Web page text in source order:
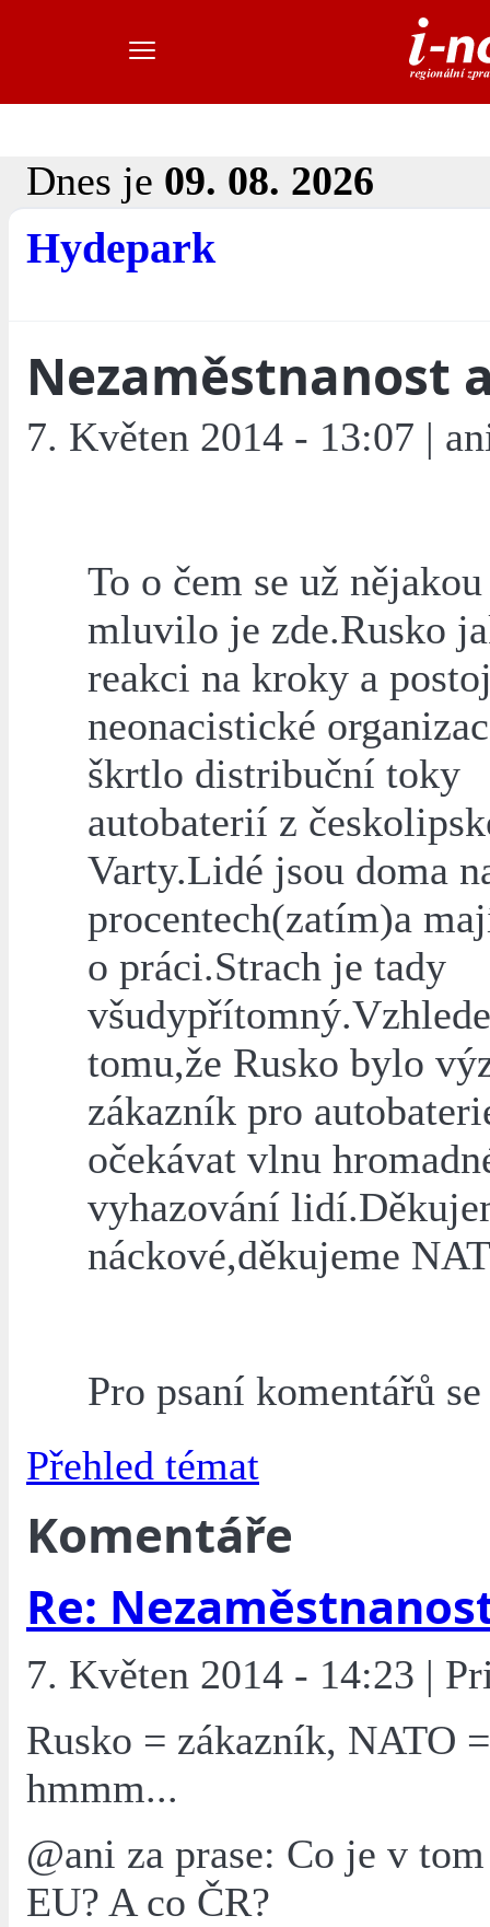
Dnes je 09. 08. 2026
Hydepark
Nezaměstnanost
7. Květen 2014 - 13:07 |
To o čem se už
mluvilo je zde.Rusko
reakci na kroky a
neonacistické
škrtlo distribuční toky
autobaterií z
Varty.Lidé jsou doma
procentech(zatím)a
o práci.Strach je tady
tomu,že Rusko bylo
zákazník pro
očekávat vlnu
vyhazování
náckové,děkujeme
Pro psaní komentářů
Přehled témat
Komentáře
Re:
7. Květen 2014 - 14:23 |
Rusko = zákazník, NATO
hmmm...
@ani za prase: Co je v
EU? A co ČR?